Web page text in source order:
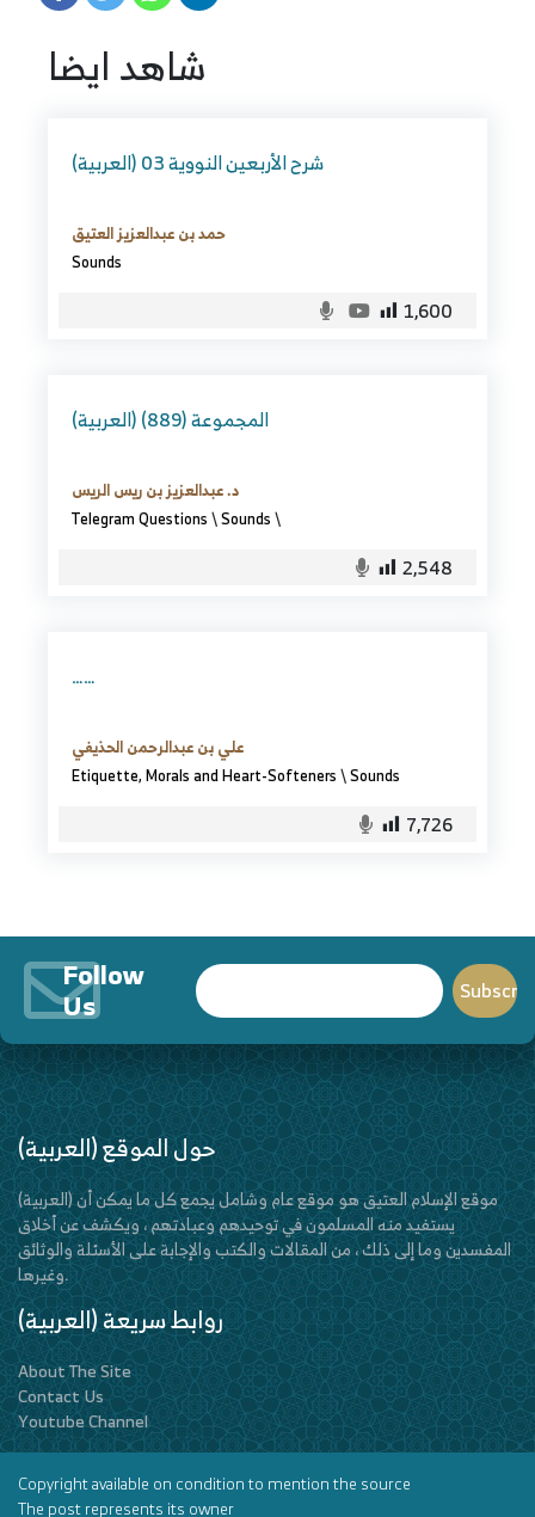
شاهد ايضا
(العربية) شرح الأربعين النووية 03
حمد بن عبدالعزيز العتيق
Sounds
1,600
(العربية) المجموعة (889)
د. عبدالعزيز بن ريس الريس
Telegram Questions\Sounds\
2,548
……
علي بن عبدالرحمن الحذيفي
Etiquette, Morals and Heart-Softeners\Sounds
7,726
Follow
Us
(العربية) حول الموقع
(العربية) موقع الإسلام العتيق هو موقع عام وشامل يجمع كل ما يمكن أن
يستفيد منه المسلمون في توحيدهم وعبادتهم ، ويكشف عن أخلاق
المفسدين وما إلى ذلك ، من المقالات والكتب والإجابة على الأسئلة والوثائق
وغيرها.
(العربية) روابط سريعة
About The Site
Contact Us
Youtube Channel
Copyright available on condition to mention the source
The post represents its owner